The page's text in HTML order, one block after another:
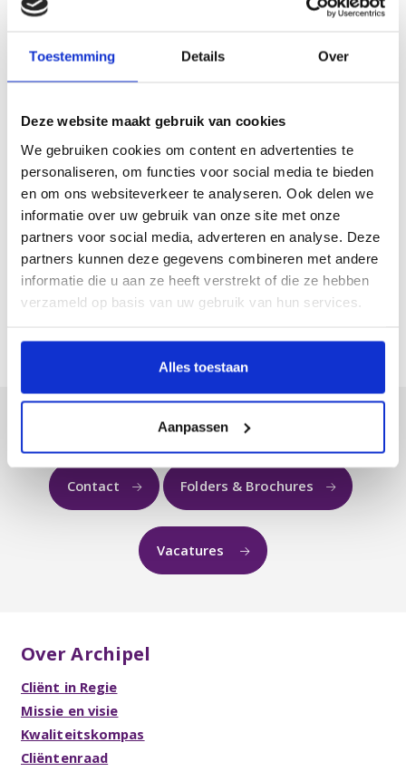
Toestemming Details Over
Deze website maakt gebruik van cookies
We gebruiken cookies om content en advertenties te
personaliseren, om functies voor social media te bieden
en om ons websiteverkeer te analyseren. Ook delen we
informatie over uw gebruik van onze site met onze
partners voor social media, adverteren en analyse. Deze
partners kunnen deze gegevens combineren met andere
informatie die u aan ze heeft verstrekt of die ze hebben
verzameld op basis van uw gebruik van hun services.
Alles toestaan
Aanpassen
Gagelbosch
Fleuriade
Archipel in Nuenen
Archipel in Son en Breugel
Vertrouwd Thuis met VPT Gagelbosch
Meer weten over Archipel?
Contact Folders & Brochures
Vacatures
Over Archipel
Cliënt in Regie
Missie en visie
Kwaliteitskompas
Cliëntenraad